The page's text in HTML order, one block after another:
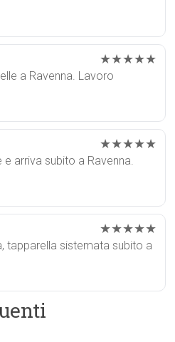
★★★★★
a Ravenna. Lavoro
★★★★★
arriva subito a Ravenna.
★★★★★
tapparella sistemata subito a